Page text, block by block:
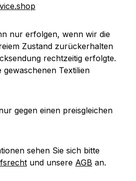
nur erfolgen, wenn wir die
Zustand zurückerhalten
rechtzeitig erfolgte.
gewaschenen Textilien
gegen einen preisgleichen
sehen Sie sich bitte
und unsere AGB an.